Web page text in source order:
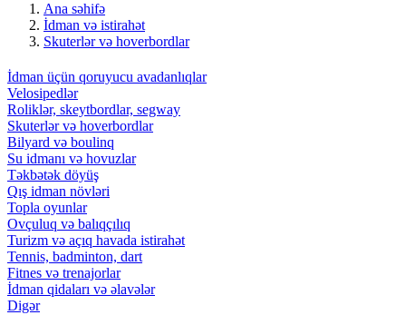
Ana səhifə
İdman və istirahət
Skuterlər və hoverbordlar
İdman üçün qoruyucu avadanlıqlar
Velosipedlər
Roliklər, skeytbordlar, segway
Skuterlər və hoverbordlar
Bilyard və boulinq
Su idmanı və hovuzlar
Təkbətək döyüş
Qış idman növləri
Topla oyunlar
Ovçuluq və balıqçılıq
Turizm və açıq havada istirahət
Tennis, badminton, dart
Fitnes və trenajorlar
İdman qidaları və əlavələr
Digər